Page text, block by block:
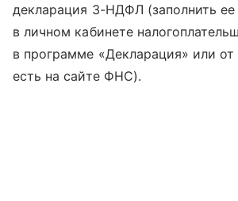
декларация 3-НДФЛ (заполнить
в личном кабинете
в программе «Декларация» или
есть на сайте ФНС).